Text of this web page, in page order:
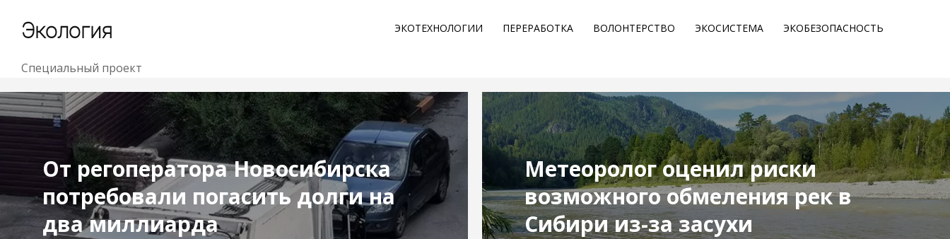
Экология
Специальный проект
ЭКОТЕХНОЛОГИИ ПЕРЕРАБОТКА ВОЛОНТЕРСТВО ЭКОСИСТЕМА ЭКОБЕЗОПАСНОСТЬ
От регоператора Новосибирска
потребовали погасить долги на
два миллиарда
Метеоролог оценил риски
возможного обмеления рек в
Сибири из-за засухи